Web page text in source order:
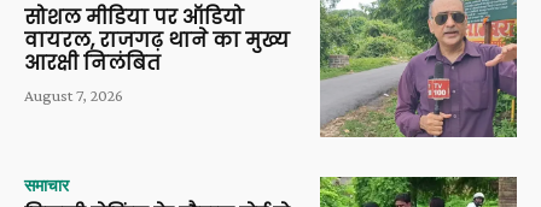
सोशल मीडिया पर ऑडियो
वायरल, राजगढ़ थाने का मुख्य
आरक्षी निलंबित
August 7, 2026
समाचार